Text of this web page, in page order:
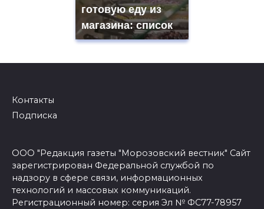
готовую еду из
магазина: список
Контакты
Подписка
ООО "Редакция газеты "Морозовский вестник" Сайт
зарегистрирован Федеральной службой по
надзору в сфере связи, информационных
технологий и массовых коммуникаций.
Регистрационный номер: серия Эл № ФС77-78957